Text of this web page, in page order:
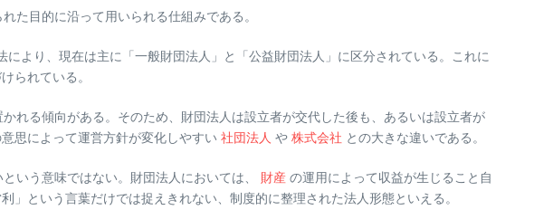
た目的に沿って用いられる仕組みである。
より、現在は主に「一般財団法人」と「公益財団法人」に区分されている。これに
られている。
れる傾向がある。そのため、財団法人は設立者が交代した後も、あるいは設立者が
思によって運営方針が変化しやすい 社団法人 や 株式会社 との大きな違いである。
いう意味ではない。財団法人においては、 財産 の運用によって収益が生じること自
という言葉だけでは捉えきれない、制度的に整理された法人形態といえる。